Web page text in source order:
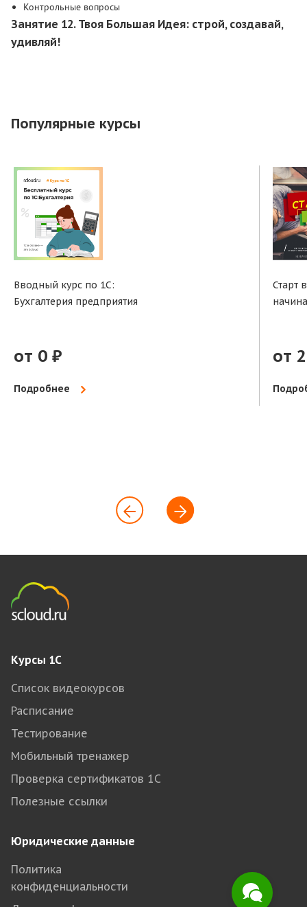
Контрольные вопросы
Занятие 12. Твоя Большая Идея: строй, создавай,
удивляй!
Популярные курсы
Вводный курс по 1С:
Бухгалтерия предприятия
от 0 ₽
Подробнее
Старт
от
Курсы 1С
Список видеокурсов
Расписание
Тестирование
Мобильный тренажер
Проверка сертификатов 1С
Полезные ссылки
Юридические данные
Политика
конфиденциальности